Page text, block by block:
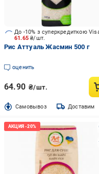
61.65₴/шт.
Рис Аттуаль Жасмин 500 г
оценить
64.90 ₴/шт.
Cамовывоз Доставим